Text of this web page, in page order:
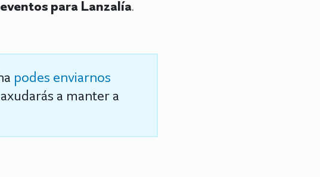
para Lanzalía.
podes enviarnos
a manter a